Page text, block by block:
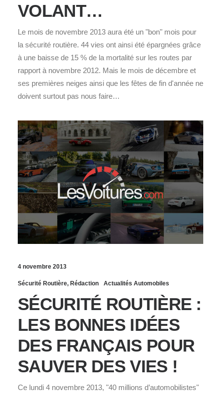
VOLANT…
Le mois de novembre 2013 aura été un "bon" mois pour
la sécurité routière. 44 vies ont ainsi été épargnées grâce
à une baisse de 15 % de la mortalité sur les routes par
rapport à novembre 2012. Mais le mois de décembre et
ses premières neiges ainsi que les fêtes de fin d'année ne
doivent surtout pas nous faire…
4 novembre 2013
Sécurité Routière, Rédaction Actualités Automobiles
SÉCURITÉ ROUTIÈRE :
LES BONNES IDÉES
DES FRANÇAIS POUR
SAUVER DES VIES !
Ce lundi 4 novembre 2013, "40 millions d’automobilistes"